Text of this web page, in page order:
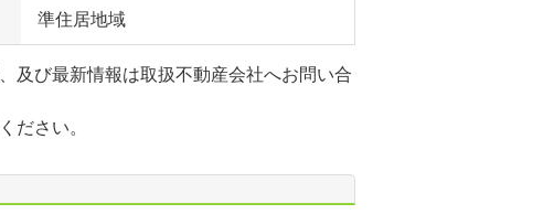
準住居地域
及び最新情報は取扱不動産会社へお問い合
ださい。